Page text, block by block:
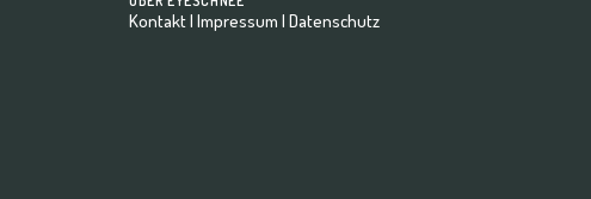
Kontakt| Impressum | Datenschutz